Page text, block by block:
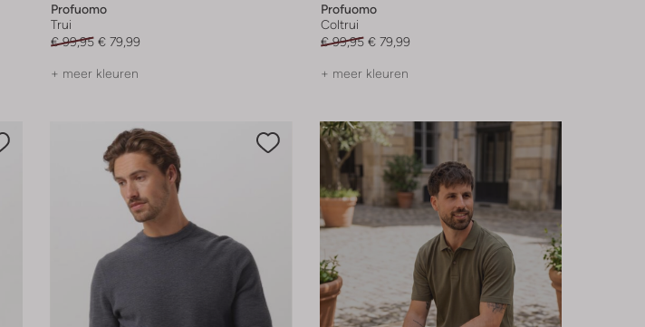
Profuomo
Trui
€ 99,95 € 79,99
+ meer kleuren
Profuomo
Coltrui
€ 99,95 € 79,99
+ meer kleuren